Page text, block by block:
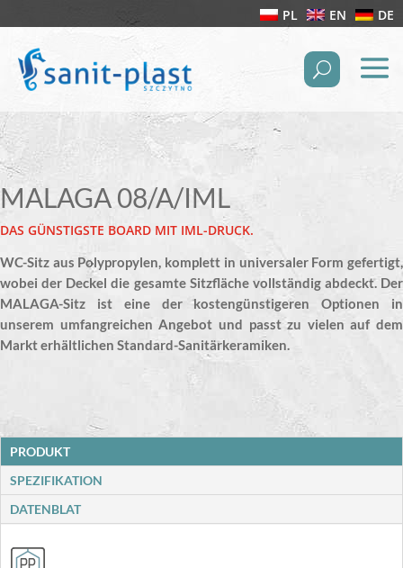
PL EN DE
MALAGA 08/A/IML
DAS GÜNSTIGSTE BOARD MIT IML-DRUCK.
WC-Sitz aus Polypropylen, komplett in universaler Form gefertigt,
wobei der Deckel die gesamte Sitzfläche vollständig abdeckt. Der
MALAGA-Sitz ist eine der kostengünstigeren Optionen in
unserem umfangreichen Angebot und passt zu vielen auf dem
Markt erhältlichen Standard-Sanitärkeramiken.
PRODUKT
SPEZIFIKATION
DATENBLAT